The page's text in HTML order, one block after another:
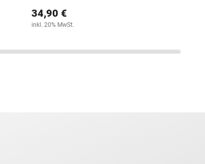
34,90 €
inkl. 20% MwSt.